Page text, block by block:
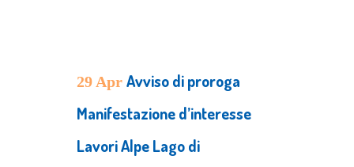
29 Apr Avviso di proroga
Manifestazione d’interesse
Lavori Alpe Lago di